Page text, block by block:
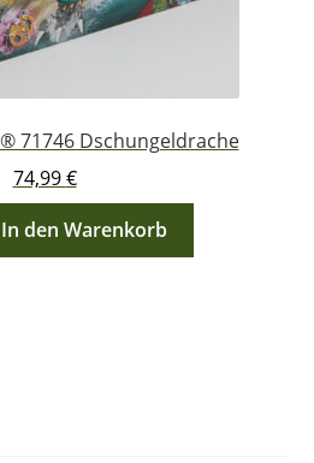
71746 Dschungeldrache
74,99€
In den Warenkorb